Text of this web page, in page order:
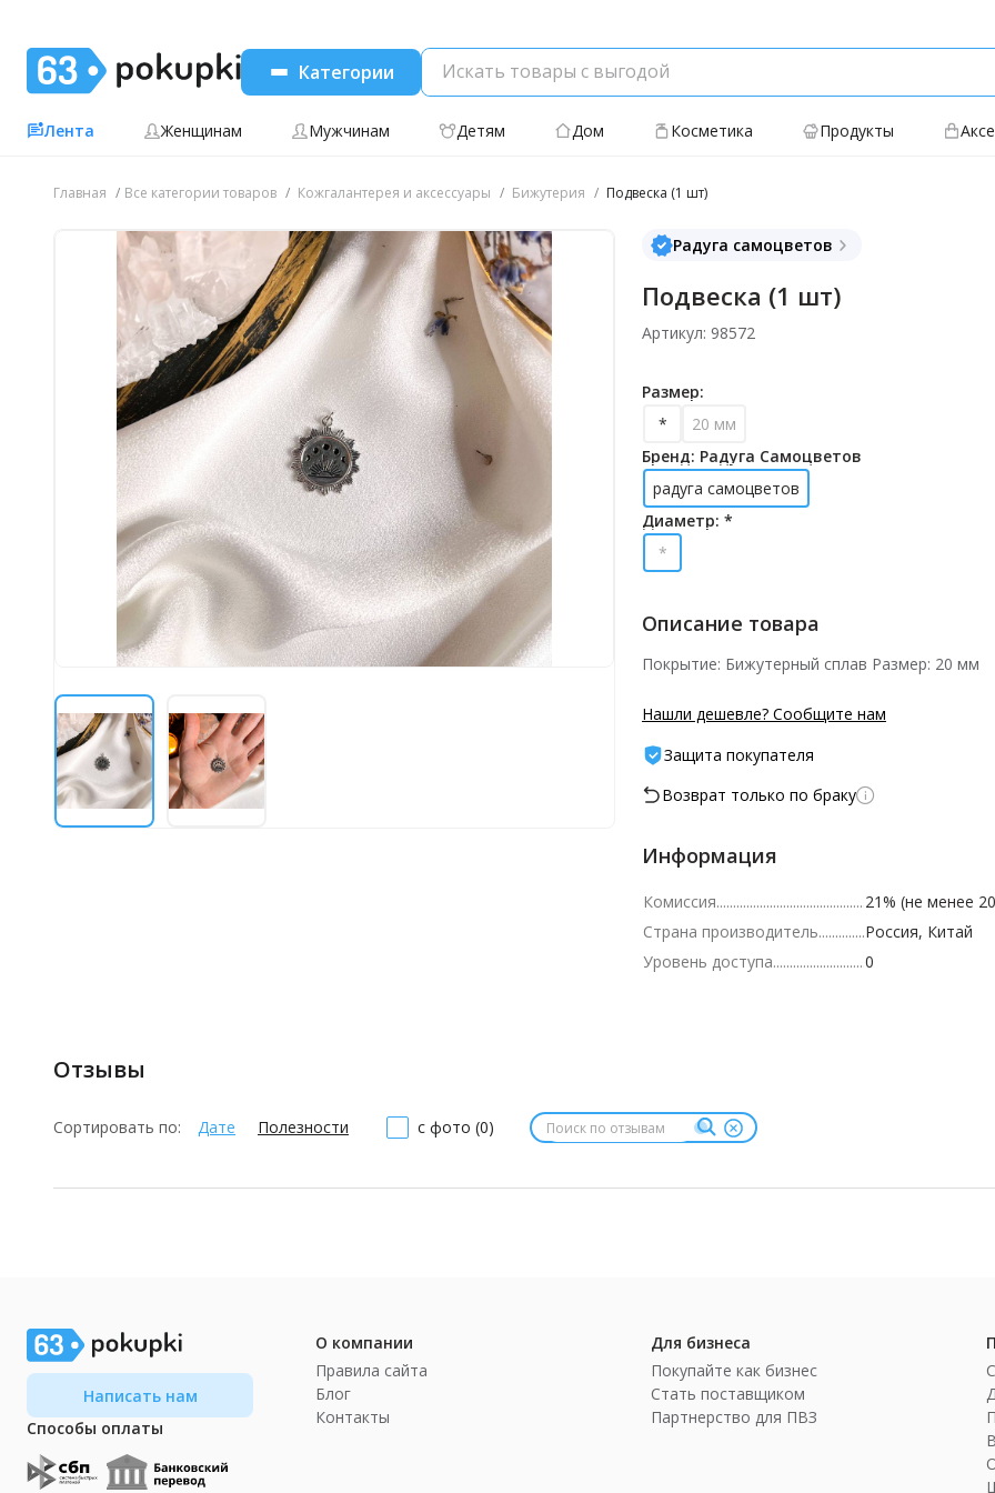
Категории
Лента Женщинам Мужчинам Детям Дом Косметика Продукты
Главная Все категории товаров Кожгалантерея и аксессуары Бижутерия Подвеска (1 шт)
Радуга самоцветов
Подвеска (1 шт)
Артикул: 98572
Размер:
*
20 мм
Бренд: Радуга Самоцветов
радуга самоцветов
Диаметр: *
*
Описание товара
Покрытие: Бижутерный сплав Размер: 20 мм
Нашли дешевле? Сообщите нам
Защита покупателя
Возврат только по браку
Информация
Комиссия
21% (не менее
Страна производитель
Россия, Китай
Уровень доступа
0
Отзывы
Сортировать по: Дате Полезности с фото (0)
Написать нам
Способы оплаты
О компании
Правила сайта
Блог
Контакты
Для бизнеса
Покупайте как бизнес
Стать поставщиком
Партнерство для ПВЗ